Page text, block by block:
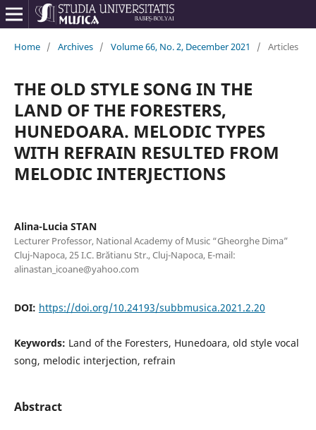
Home / Archives / Volume 66, No. 2, December 2021 / Articles
THE OLD STYLE SONG IN THE
LAND OF THE FORESTERS,
HUNEDOARA. MELODIC TYPES
WITH REFRAIN RESULTED FROM
MELODIC INTERJECTIONS
Alina-Lucia STAN
Lecturer Professor, National Academy of Music “Gheorghe Dima”
Cluj-Napoca, 25 I.C. Brătianu Str., Cluj-Napoca, E-mail:
alinastan_icoane@yahoo.com
DOI: https://doi.org/10.24193/subbmusica.2021.2.20
Keywords: Land of the Foresters, Hunedoara, old style vocal
song, melodic interjection, refrain
Abstract